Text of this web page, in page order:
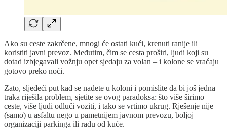
Ako su ceste zakrčene, mnogi će ostati kući, krenuti ranije ili
koristiti javni prevoz. Međutim, čim se cesta proširi, ljudi koji su
dotad izbjegavali vožnju opet sjedaju za volan – i kolone se vraćaju
gotovo preko noći.
Zato, sljedeći put kad se nađete u koloni i pomislite da bi još jedna
traka riješila problem, sjetite se ovog paradoksa: što više širimo
ceste, više ljudi odluči voziti, i tako se vrtimo ukrug. Rješenje nije
(samo) u asfaltu nego u pametnijem javnom prevozu, boljoj
organizaciji parkinga ili radu od kuće.